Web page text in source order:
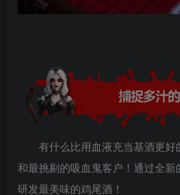
有什么比用血液充当基酒更
和最挑剔的吸血鬼客户！通过全新
研发最美味的鸡尾酒！